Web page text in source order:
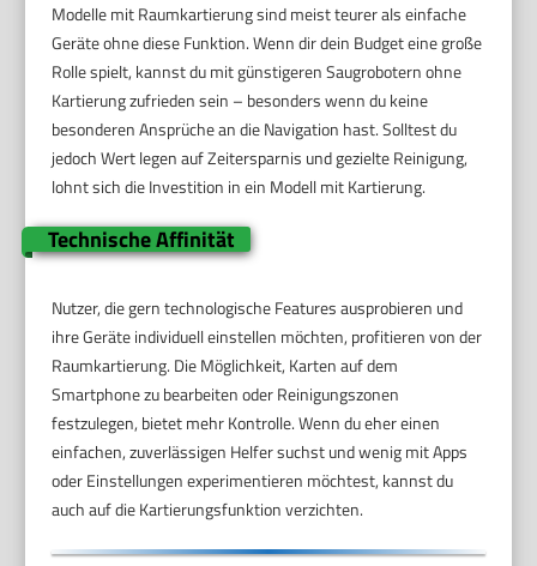
Modelle mit Raumkartierung sind meist teurer als einfache
Geräte ohne diese Funktion. Wenn dir dein Budget eine große
Rolle spielt, kannst du mit günstigeren Saugrobotern ohne
Kartierung zufrieden sein – besonders wenn du keine
besonderen Ansprüche an die Navigation hast. Solltest du
jedoch Wert legen auf Zeitersparnis und gezielte Reinigung,
lohnt sich die Investition in ein Modell mit Kartierung.
Technische Affinität
Nutzer, die gern technologische Features ausprobieren und
ihre Geräte individuell einstellen möchten, profitieren von der
Raumkartierung. Die Möglichkeit, Karten auf dem
Smartphone zu bearbeiten oder Reinigungszonen
festzulegen, bietet mehr Kontrolle. Wenn du eher einen
einfachen, zuverlässigen Helfer suchst und wenig mit Apps
oder Einstellungen experimentieren möchtest, kannst du
auch auf die Kartierungsfunktion verzichten.